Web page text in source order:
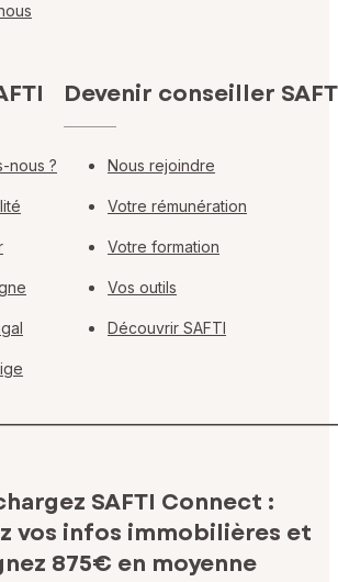
nous ?
Devenir conseiller
Nous rejoindre
Votre rémunération
Votre formation
Vos outils
Découvrir SAFTI
SAFTI Connect :
vos infos immobilières et
875€ en moyenne